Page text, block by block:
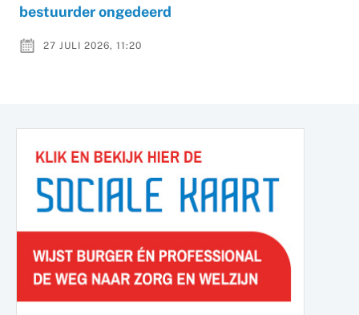
bestuurder ongedeerd
27 JULI 2026, 11:20